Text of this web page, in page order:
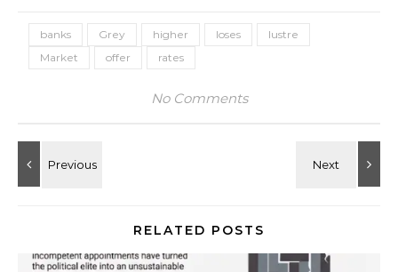
banks Grey higher loses
lustre
Market
offer rates
No Comments
RELATED POSTS